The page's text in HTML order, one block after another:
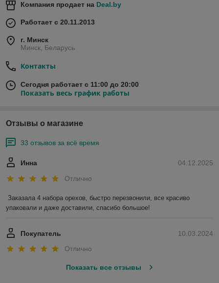
Компания продает на Deal.by
Работает с 20.11.2013
г. Минск
Минск, Беларусь
Контакты
Сегодня работает с 11:00 до 20:00
Показать весь график работы
Отзывы о магазине
33 отзывов за всё время
04.12.2025
Инна
Отлично
Заказала 4 набора орехов, быстро перезвонили, все красиво
упаковали и даже доставили, спасибо большое!
10.03.2024
Покупатель
Отлично
Показать все отзывы